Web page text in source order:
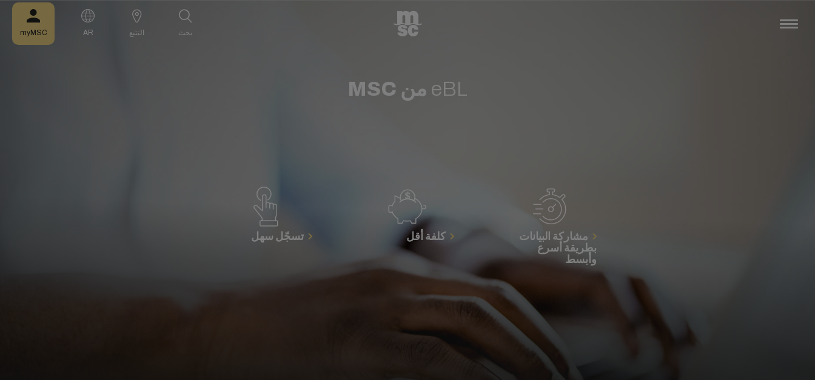
eBL من MSC
مشاركة البيانات
بطريقة أسرع
وأبسط
كلفة أقل تسجّل سهل
بحث التتبع AR
myMSC